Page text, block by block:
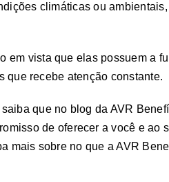
climáticas ou
em vista que elas possuem a
que recebe atenção constante.
que no blog da AVR
de oferecer a você e ao
mais sobre no que a AVR